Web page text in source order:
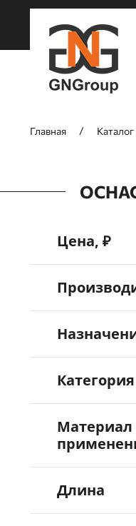
Главная Каталог
Цена, ₽
Материал
Длина